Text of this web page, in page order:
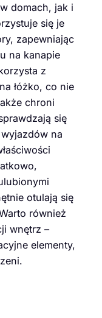
domach, jak i
się je
zapewniając
na kanapie
z
łóżko, co nie
chroni
się
na
otulają się
również
wnętrz –
elementy,